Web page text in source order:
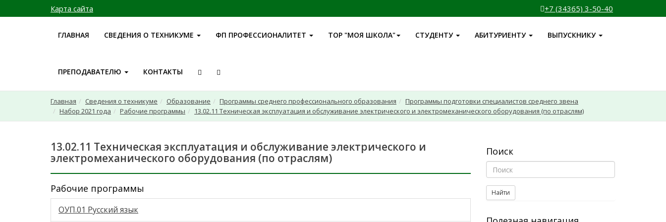
Карта сайта +7 (34365) 3-50-40
ГЛАВНАЯ СВЕДЕНИЯ О ТЕХНИКУМЕ ФП ПРОФЕССИОНАЛИТЕТ ТОР "МОЯ ШКОЛА" СТУДЕНТУ АБИТУРИЕНТУ ВЫПУСКНИКУ
ПРЕПОДАВАТЕЛЮ КОНТАКТЫ
Главная Сведения о техникуме Образование Программы среднего профессионального образования
Программы подготовки специалистов среднего звена
Набор 2021 года
Рабочие программы 13.02.11 Техническая эксплуатация и обслуживание электрического и электромеханического оборудования (по отраслям)
13.02.11 Техническая эксплуатация и обслуживание электрического и
электромеханического оборудования (по отраслям)
Рабочие программы
ОУП.01 Русский язык
Поиск
Найти